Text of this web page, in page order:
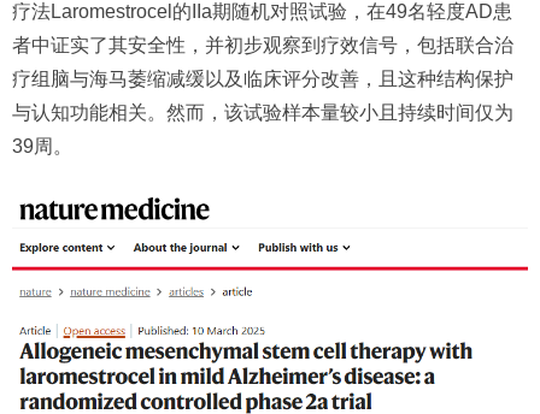
疗法Laromestrocel的IIa期随机对照试验，在49名轻度AD患
者中证实了其安全性，并初步观察到疗效信号，包括联合治
疗组脑与海马萎缩减缓以及临床评分改善，且这种结构保护
与认知功能相关。然而，该试验样本量较小且持续时间仅为
39周。